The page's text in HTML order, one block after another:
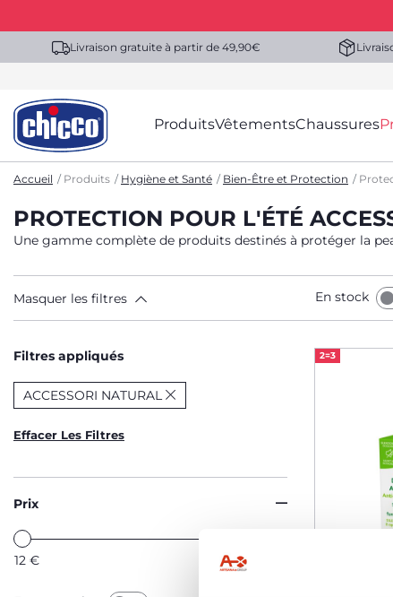
Livraison gratuite à partir de 49,90€
ProduitsVêtementsChaussures
Accueil Produits Hygiène et Santé Bien-Être et Protection
PROTECTION POUR L'ÉTÉ
Une gamme complète de produits destinés à protéger la
Masquer les filtres En stock
Filtres appliqués
ACCESSORI NATURAL
Effacer Les Filtres
Prix
12 €
2=3